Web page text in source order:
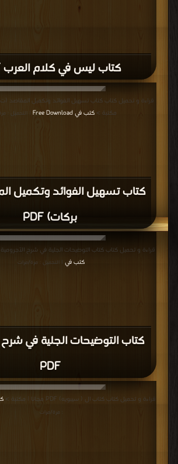
كتاب ليس في كلام العرب PDF
كتاب تسهيل الفوائد وتكميل
بركات) PDF
مكتبة > كتب في Free Download | التحميل :
كتاب التوضيحات الجلية في شرح
PDF
قراءة و تحميل كتاب كتاب التوضيحات الجلية في شرح الآجرومية PDF مجانا | مكتبة >
كتب في
| التحميل : مرة/مرات
قراءة و تحميل كتاب كتاب ال ( سيبويه) PDF مجانا | مكتبة >
: مرة/مرات